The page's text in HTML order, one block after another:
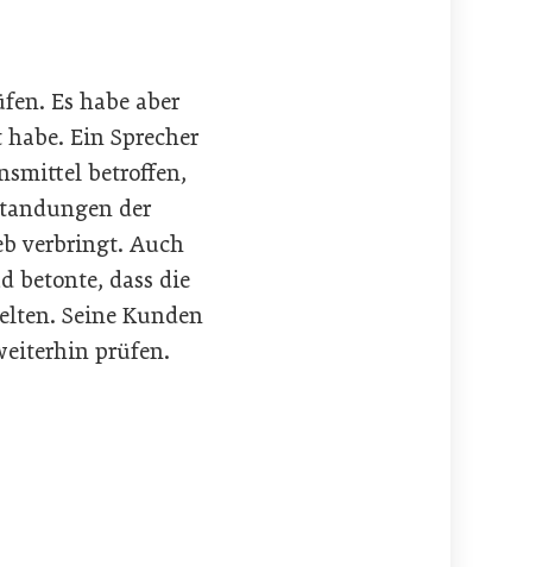
Es habe aber
Ein Sprecher
betroffen,
der
verbringt. Auch
betonte, dass die
Seine Kunden
prüfen.